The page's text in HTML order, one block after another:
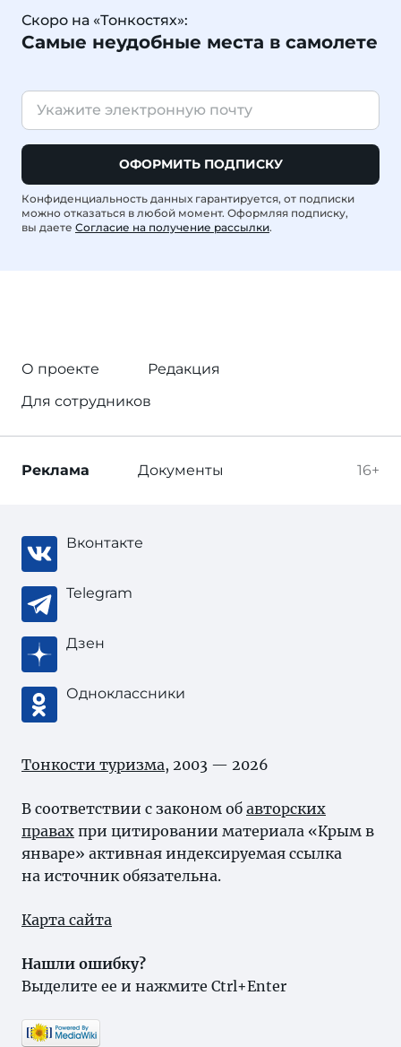
Скоро на «Тонкостях»:
Самые неудобные места в самолете
ОФОРМИТЬ ПОДПИСКУ
Конфиденциальность данных гарантируется, от подписки
можно отказаться в любой момент. Оформляя подписку,
вы даете Согласие на получение рассылки.
О проекте
Редакция
Для сотрудников
16+
Реклама Документы
Вконтакте
Telegram
Дзен
Одноклассники
Тонкости туризма, 2003 — 2026
В соответствии с законом об авторских
правах при цитировании материала «Крым в
январе» активная индексируемая ссылка
на источник обязательна.
Карта сайта
Нашли ошибку?
Выделите ее и нажмите Ctrl+Enter